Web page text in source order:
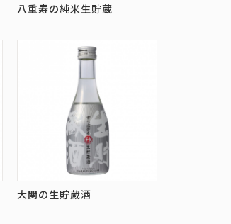
八重寿の純米生貯蔵
大関の生貯蔵酒